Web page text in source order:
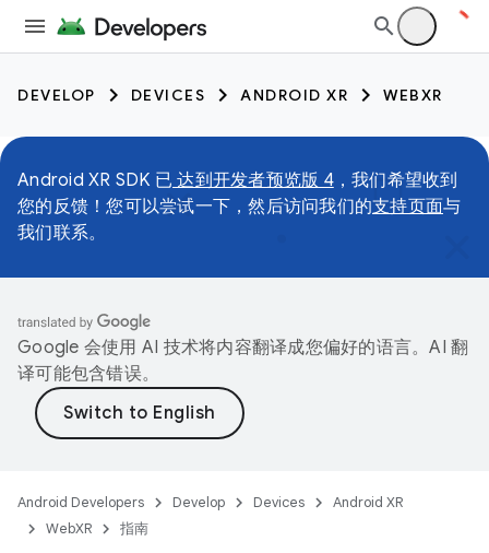
DEVELOP DEVICES ANDROID XR WEBXR
Android XR SDK 已 达到开发者预览版 4，我们希望收到
您的反馈！您可以尝试一下，然后访问我们的支持页面与
我们联系。
Google 会使用 AI 技术将内容翻译成您偏好的语言。AI 翻
译可能包含错误。
Android Developers Develop Devices
Android XR
WebXR
指南